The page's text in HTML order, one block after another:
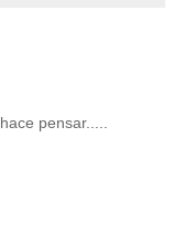
pensar.....